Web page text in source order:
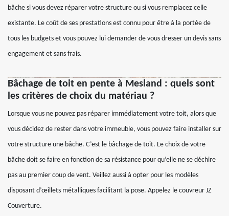
bâche si vous devez réparer votre structure ou si vous remplacez celle
existante. Le coût de ses prestations est connu pour être à la portée de
tous les budgets et vous pouvez lui demander de vous dresser un devis sans
engagement et sans frais.
Bâchage de toit en pente à Mesland : quels sont
les critères de choix du matériau ?
Lorsque vous ne pouvez pas réparer immédiatement votre toit, alors que
vous décidez de rester dans votre immeuble, vous pouvez faire installer sur
votre structure une bâche. C’est le bâchage de toit. Le choix de votre
bâche doit se faire en fonction de sa résistance pour qu’elle ne se déchire
pas au premier coup de vent. Veillez aussi à opter pour les modèles
disposant d’œillets métalliques facilitant la pose. Appelez le couvreur JZ
Couverture.